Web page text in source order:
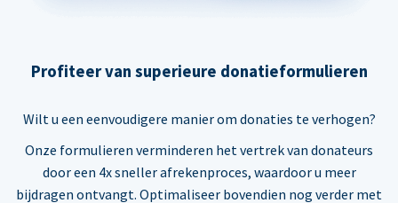
Profiteer van superieure donatieformulieren
Wilt u een eenvoudigere manier om donaties te verhogen?
Onze formulieren verminderen het vertrek van donateurs
door een 4x sneller afrekenproces, waardoor u meer
bijdragen ontvangt. Optimaliseer bovendien nog verder met